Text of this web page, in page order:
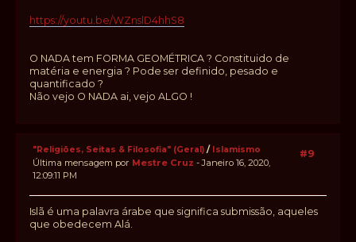
https://youtu.be/WZnslD4hhS8
O NADA tem FORMA GEOMÉTRICA ? Constituido de
matéria e energia ? Pode ser definido, pesado e
quantificado ?
Não vejo O NADA ai, vejo ALGO !
#9
"Religiões, Seitas & Filosofia" (Geral) / Islamismo
Última mensagem por Mestre Cruz - Janeiro 16, 2020,
12:09:11 PM
Islã é uma palavra árabe que significa submissão, aqueles
que obedecem Alá.